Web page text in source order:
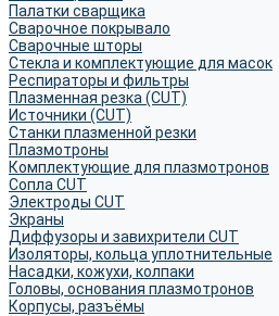
Палатки сварщика
Сварочное покрывало
Сварочные шторы
Стекла и комплектующие для масок
Респираторы и фильтры
Плазменная резка (CUT)
Источники (CUT)
Станки плазменной резки
Плазмотроны
Комплектующие для плазмотронов
Сопла CUT
Электроды CUT
Экраны
Диффузоры и завихрители CUT
Изоляторы, кольца уплотнительные
Насадки, кожухи, колпаки
Головы, основания плазмотронов
Корпусы, разъёмы